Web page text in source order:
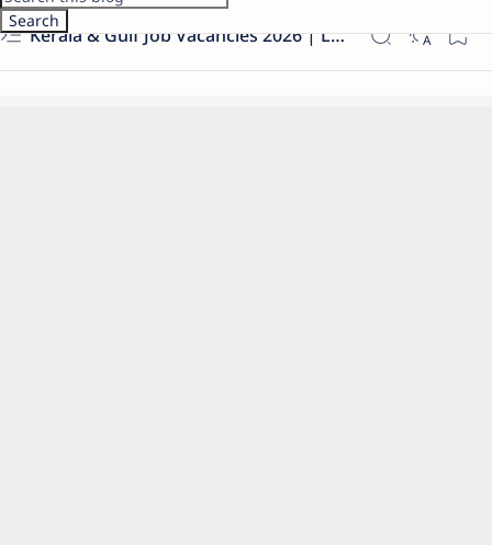
Kerala & Gulf Job Vacancies 2026 | Latest Govt & Private Jobs